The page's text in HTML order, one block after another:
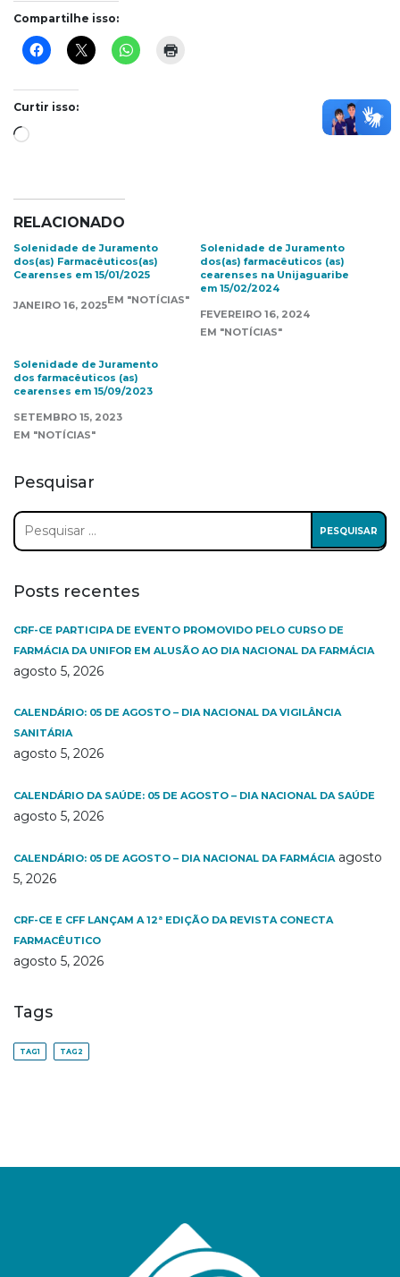
Compartilhe isso:
Curtir isso:
Carregando...
RELACIONADO
Solenidade de Juramento
dos(as) Farmacêuticos(as)
Cearenses em 15/01/2025
JANEIRO 16, 2025EM "NOTÍCIAS"
Solenidade de Juramento
dos(as) farmacêuticos (as)
cearenses na Unijaguaribe
em 15/02/2024
FEVEREIRO 16, 2024
EM "NOTÍCIAS"
Solenidade de Juramento
dos farmacêuticos (as)
cearenses em 15/09/2023
SETEMBRO 15, 2023
EM "NOTÍCIAS"
Pesquisar
Pesquisar
por:
Posts recentes
CRF-CE PARTICIPA DE EVENTO PROMOVIDO PELO CURSO DE
FARMÁCIA DA UNIFOR EM ALUSÃO AO DIA NACIONAL DA FARMÁCIA
agosto 5, 2026
CALENDÁRIO: 05 DE AGOSTO – DIA NACIONAL DA VIGILÂNCIA
SANITÁRIA
agosto 5, 2026
CALENDÁRIO DA SAÚDE: 05 DE AGOSTO – DIA NACIONAL DA SAÚDE
agosto 5, 2026
CALENDÁRIO: 05 DE AGOSTO – DIA NACIONAL DA FARMÁCIA agosto
5, 2026
CRF-CE E CFF LANÇAM A 12ª EDIÇÃO DA REVISTA CONECTA
FARMACÊUTICO
agosto 5, 2026
Tags
TAG1 TAG2